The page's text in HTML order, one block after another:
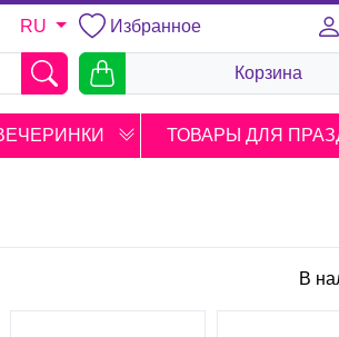
RU Избранное
Корзина
ТОВАРЫ ДЛЯ
В